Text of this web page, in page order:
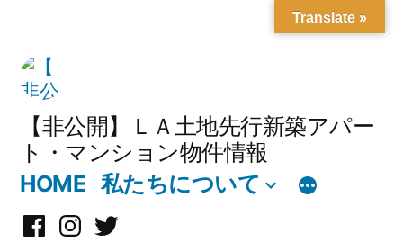
【非公開】ＬＡ土地先行新築アパー
ト・マンション物件情報
HOME 私たちについて
Facebook
Instagram
X
Translate »